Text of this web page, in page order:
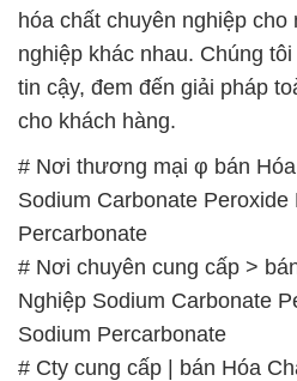
hóa chất chuyên nghiệp cho
nghiệp khác nhau. Chúng
tin cậy, đem đến giải pháp
cho khách hàng.
# Nơi thương mại φ bán
Sodium Carbonate
Percarbonate
# Nơi chuyên cung cấp >
Nghiệp Sodium Carbonate
Sodium Percarbonate
# Cty cung cấp | bán Hóa